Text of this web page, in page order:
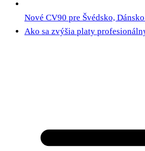
Nové CV90 pre Švédsko,
Ako sa zvýšia platy